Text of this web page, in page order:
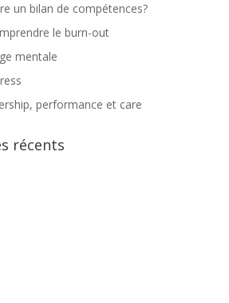
un bilan de compétences?
le burn-out
mentale
performance et care
récents